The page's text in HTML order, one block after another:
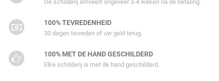
De schilderij arriveert ongeveer 3-4 weken na de betaling.
100% TEVREDENHEID
30 dagen tevreden of uw geld terug.
100% MET DE HAND GESCHILDERD
Elke schilderij is met de hand geschilderd.